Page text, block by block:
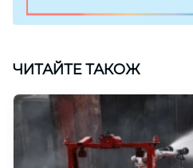
ЧИТАЙТЕ ТАКОЖ